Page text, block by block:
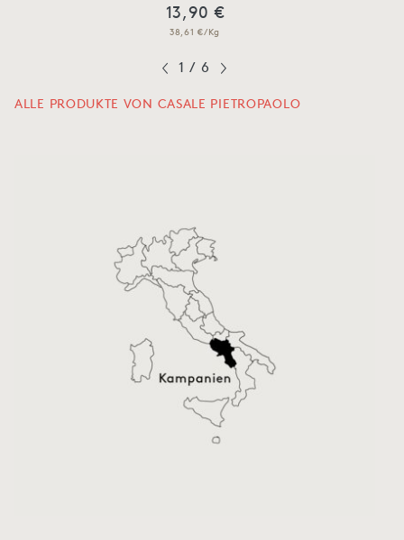
13,90 €
38,61 €/Kg
1 / 6
ALLE PRODUKTE VON CASALE PIETROPAOLO